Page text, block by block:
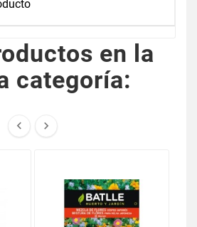
en la
categoría:
 